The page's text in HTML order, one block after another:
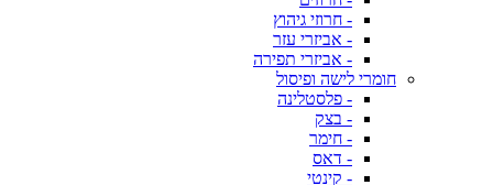
- חרוזי גיהוץ
- אביזרי עזר
- אביזרי תפירה
חומרי לישה ופיסול
- פלסטלינה
- בצק
- חימר
- דאס
- קינטי